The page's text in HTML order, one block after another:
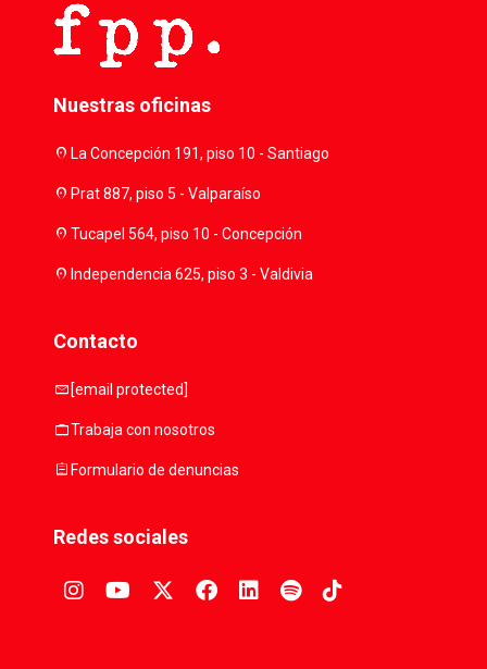
Nuestras oficinas
location_onLa Concepción 191, piso 10 - Santiago
location_onPrat 887, piso 5 - Valparaíso
location_onTucapel 564, piso 10 - Concepción
location_onIndependencia 625, piso 3 - Valdivia
Contacto
mail [email protected]
workTrabaja con nosotros
assignmentFormulario de denuncias
Redes sociales